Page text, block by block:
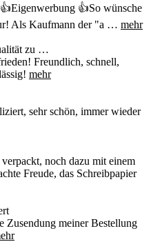
👍So wünsche
Als Kaufmann der "a … mehr
zu …
Freundlich, schnell,
mehr
sehr schön, immer wieder
noch dazu mit einem
Freude, das Schreibpapier
Zusendung meiner Bestellung